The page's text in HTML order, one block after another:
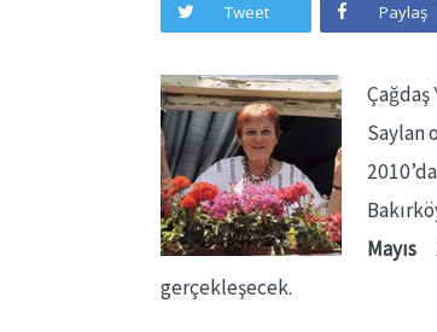
Tweet Paylaş
Çağdaş
Saylan
Mayıs
gerçekleşecek.